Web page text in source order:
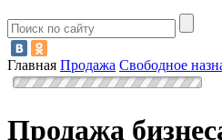
Главная Продажа Свободное
Продажа